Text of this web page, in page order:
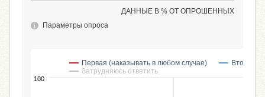
ДАННЫЕ В % ОТ ОПРОШЕННЫХ
Параметры опроса
Первая (наказывать в любом случае)
Вторая
Затрудняюсь ответить
100